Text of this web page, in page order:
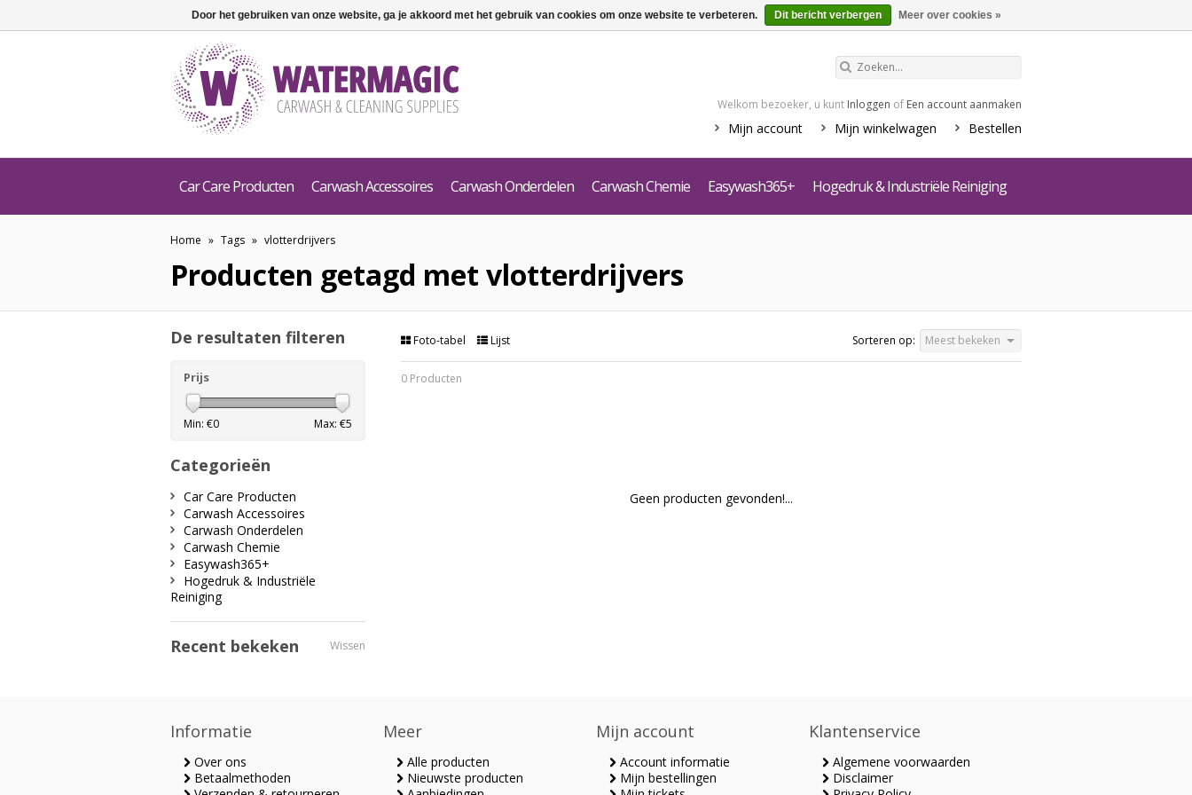
Welkom bezoeker, u kunt Inloggen of Een account aanmaken
Mijn account Mijn winkelwagen Bestellen
Car Care Producten Carwash Accessoires Carwash Onderdelen Carwash Chemie Easywash365+ Hogedruk & Industriële Reiniging
Home » Tags » vlotterdrijvers
Producten getagd met vlotterdrijvers
Foto-tabel Lijst Sorteren op: Meest bekeken
0 Producten
Geen producten gevonden!...
De resultaten filteren
Prijs
Min: €0 Max: €5
Categorieën
Car Care Producten
Carwash Accessoires
Carwash Onderdelen
Carwash Chemie
Easywash365+
Hogedruk & Industriële
Reiniging
Recent bekeken Wissen
Informatie
Over ons
Betaalmethoden
Meer
Alle producten
Nieuwste producten
Mijn account
Account informatie
Mijn bestellingen
Klantenservice
Algemene voorwaarden
Disclaimer
Door het gebruiken van onze website, ga je akkoord met het gebruik van cookies om onze website te verbeteren. Dit bericht verbergen Meer over cookies »